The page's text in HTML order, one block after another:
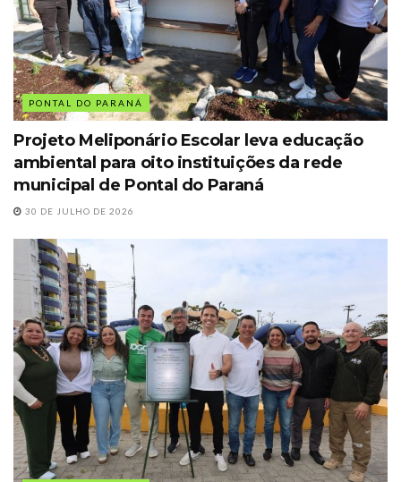
PONTAL DO PARANÁ
Projeto Meliponário Escolar leva educação
ambiental para oito instituições da rede
municipal de Pontal do Paraná
30 DE JULHO DE 2026